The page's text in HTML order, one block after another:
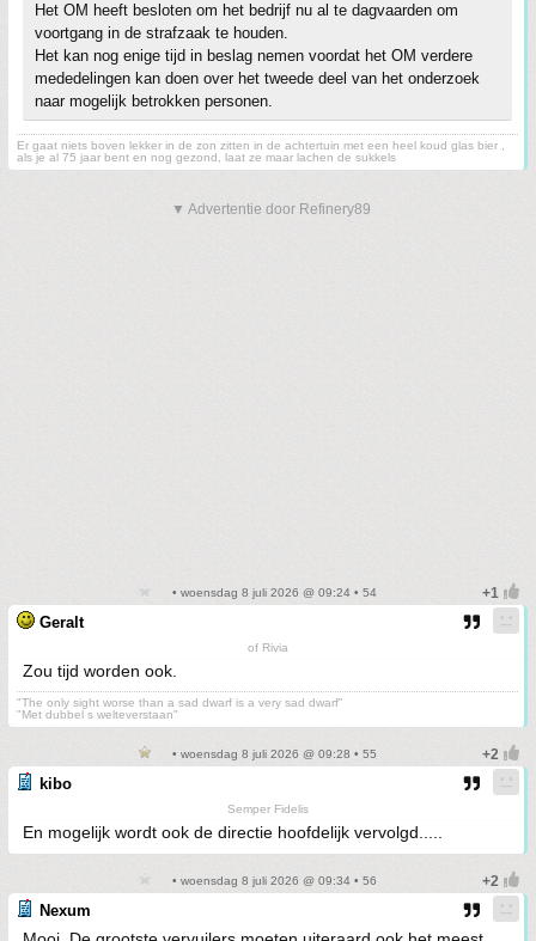
Het OM heeft besloten om het bedrijf nu al te dagvaarden om
voortgang in de strafzaak te houden.
Het kan nog enige tijd in beslag nemen voordat het OM verdere
mededelingen kan doen over het tweede deel van het onderzoek
naar mogelijk betrokken personen.
Er gaat niets boven lekker in de zon zitten in de achtertuin met een heel koud glas bier ,
als je al 75 jaar bent en nog gezond, laat ze maar lachen de sukkels
▼ Advertentie door Refinery89
• woensdag 8 juli 2026 @ 09:24 • 54
Geralt
of Rivia
Zou tijd worden ook.
"The only sight worse than a sad dwarf is a very sad dwarf"
"Met dubbel s welteverstaan"
• woensdag 8 juli 2026 @ 09:28 • 55
kibo
Semper Fidelis
En mogelijk wordt ook de directie hoofdelijk vervolgd.....
• woensdag 8 juli 2026 @ 09:34 • 56
Nexum